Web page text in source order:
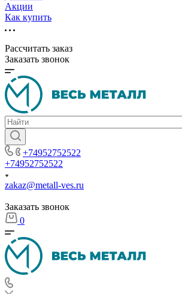
Акции
Как купить
Рассчитать заказ
Заказать звонок
+74952752522
+74952752522
zakaz@metall-ves.ru
Заказать звонок
0